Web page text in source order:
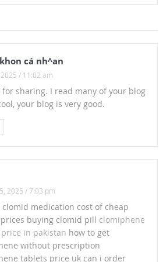
cá nh^an
2025 / 11:02 am
for sharing. I read many of your blog
your blog is very good.
2025 / 7:03 pm
medication cost of cheap
buying clomid pill clomiphene
in pakistan how to get
without prescription
tablets price uk can i order